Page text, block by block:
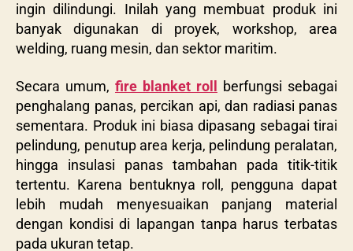
ingin dilindungi. Inilah yang membuat produk ini
banyak digunakan di proyek, workshop, area
welding, ruang mesin, dan sektor maritim.
Secara umum, fire blanket roll berfungsi sebagai
penghalang panas, percikan api, dan radiasi panas
sementara. Produk ini biasa dipasang sebagai tirai
pelindung, penutup area kerja, pelindung peralatan,
hingga insulasi panas tambahan pada titik-titik
tertentu. Karena bentuknya roll, pengguna dapat
lebih mudah menyesuaikan panjang material
dengan kondisi di lapangan tanpa harus terbatas
pada ukuran tetap.